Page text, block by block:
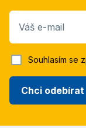
Váš e-mail
Chci odebírat
Souhlasím se